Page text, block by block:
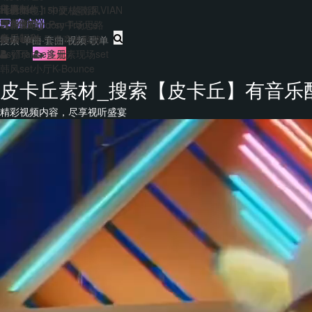
Hard140-150硬核歌路
EDM&Bigroom中场思路
Bounce多元素商业歌路
PsyTrance多元素现场set
韩风set小厅K-Bounce
【合集包】中文/越南风VIAN
【合集包】Psy Trance
主题包
免费套曲
每日福利
干声制作
套曲制作
音乐制作
转换
客户端
登录 注册
皮卡丘素材_搜索【皮卡丘】有音乐
精彩视频内容，尽享视听盛宴